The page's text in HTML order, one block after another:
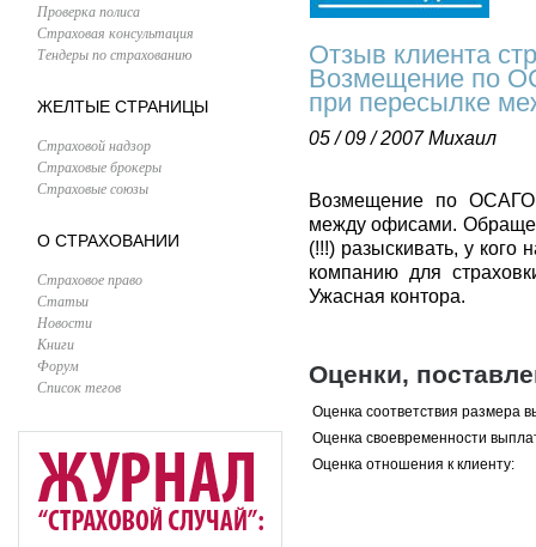
Проверка полиса
Страховая консультация
Тендеры по страхованию
ЖЕЛТЫЕ СТРАНИЦЫ
Страховой надзор
Страховые брокеры
Страховые союзы
О СТРАХОВАНИИ
Страховое право
Статьи
Новости
Книги
Форум
Список тегов
Отзыв клиента
Возмещение по
при пересылке
05 / 09 / 2007Михаил
Возмещение по
между офисами.
(!!!) разыскивать, у
компанию для
Ужасная контора.
Оценки,
Оценка соответствия размера
Оценка своевременности
Оценка отношения к клиенту: